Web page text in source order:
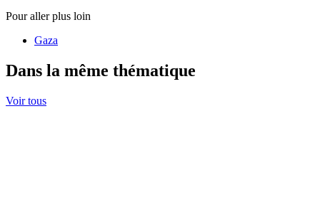
Pour aller plus loin
Gaza
Dans la même thématique
Voir tous